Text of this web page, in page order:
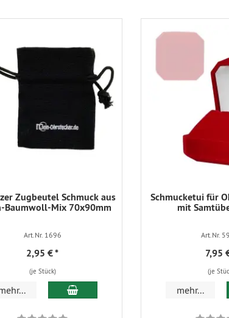
Zugbeutel Schmuck aus
Baumwoll-Mix 70x90mm
Art.Nr. 1696
2,95 €*
(je Stück)
In den Warenkorb
Schmucketui für
mit
Art.Nr.
7,95
(je
mehr...